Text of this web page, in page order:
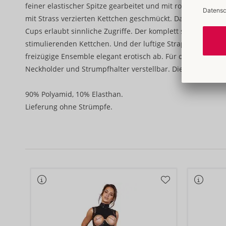
feiner elastischer Spitze gearbeitet und mit
mit Strass verzierten Kettchen geschmückt. Das Bralette
Cups erlaubt sinnliche Zugriffe. Der komplett schrittoffene
stimulierenden Kettchen. Und der luftige Strapsgurt in
freizügige Ensemble elegant erotisch ab. Für optimale
Neckholder und Strumpfhalter verstellbar. Die Kettchen
90% Polyamid, 10% Elasthan.
Lieferung ohne Strümpfe.